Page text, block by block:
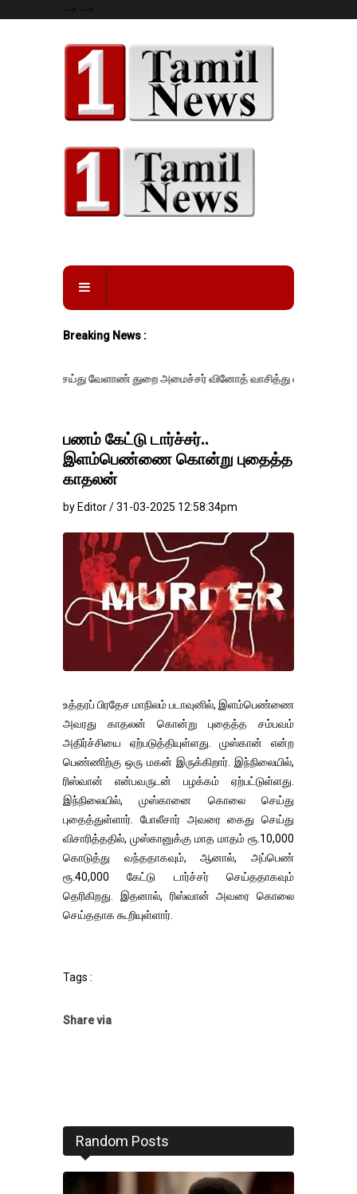
--> -->
Breaking News :
வேளாண் துறை அமைச்சர் வினோத் வாசித்து வருகிறார். �.
பணம் கேட்டு டார்ச்சர்..
இளம்பெண்ணை கொன்று புதைத்த
காதலன்
by Editor / 31-03-2025 12:58:34pm
உத்தரப் பிரதேச மாநிலம் படாவுனில், இளம்பெண்ணை
அவரது காதலன் கொன்று புதைத்த சம்பவம்
அதிர்ச்சியை ஏற்படுத்தியுள்ளது. முஸ்கான் என்ற
பெண்ணிற்கு ஒரு மகன் இருக்கிறார். இந்நிலையில்,
ரிஸ்வான் என்பவருடன் பழக்கம் ஏற்பட்டுள்ளது.
இந்நிலையில், முஸ்கானை கொலை செய்து
புதைத்துள்ளார். போலீசார் அவரை கைது செய்து
விசாரித்ததில், முஸ்கானுக்கு மாத மாதம் ரூ.10,000
கொடுத்து வந்ததாகவும், ஆனால், அப்பெண்
ரூ.40,000 கேட்டு டார்ச்சர் செய்ததாகவும்
தெரிகிறது. இதனால், ரிஸ்வான் அவரை கொலை
செய்ததாக கூறியுள்ளார்.
Tags :
Share via
Random Posts